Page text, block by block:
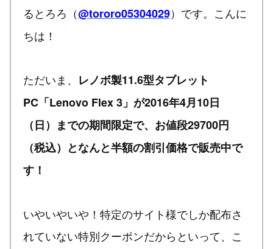
るとろろ（@tororo05304029）です。こんに
ちは！
ただいま、 レノボ製11.6型タブレット
PC「Lenovo Flex 3」が2016年4月10日
（日）までの期間限定で、お値段29700円
（税込）となんと半額の割引価格で販売中で
す！
いやいやいや！特定のサイト様でしか配布さ
れていない特別クーポンだからといって、こ